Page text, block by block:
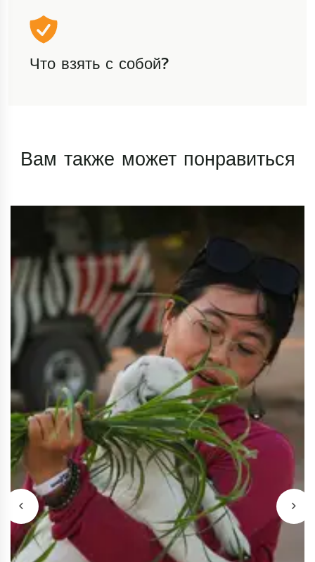
Что взять с собой?
Вам также может понравиться
Сафари в Шарме:
квадроцикл или багги $40
Квадроцикл или багги, верблюд, бедуинский
ужин, шоу и наблюдение за звездами.